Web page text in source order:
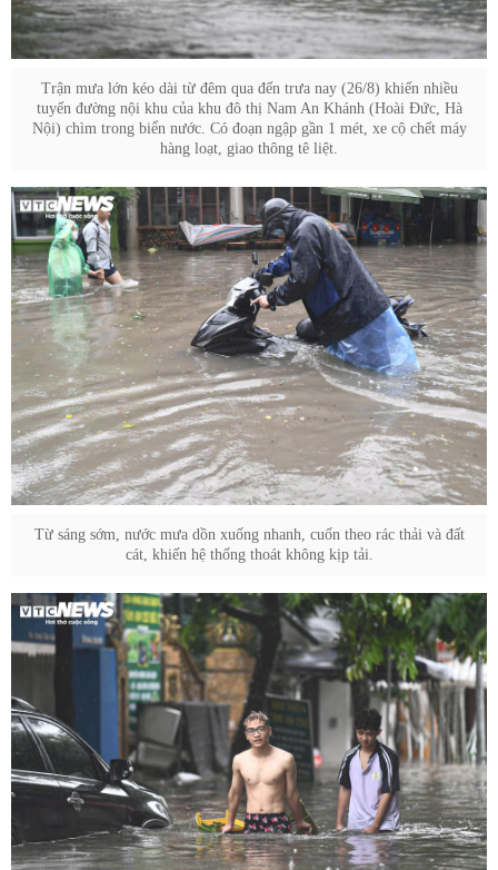
Trận mưa lớn kéo dài từ đêm qua đến trưa nay (26/8) khiến nhiều
tuyến đường nội khu của khu đô thị Nam An Khánh (Hoài Đức, Hà
Nội) chìm trong biển nước. Có đoạn ngập gần 1 mét, xe cộ chết máy
hàng loạt, giao thông tê liệt.
Từ sáng sớm, nước mưa dồn xuống nhanh, cuốn theo rác thải và đất
cát, khiến hệ thống thoát không kịp tải.